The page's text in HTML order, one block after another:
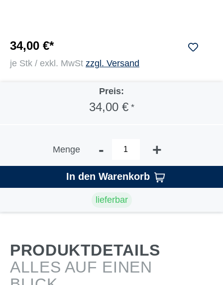
34,00 €*
je Stk / exkl. MwSt zzgl. Versand
Preis:
34,00 €*
Menge - +
In den Warenkorb
lieferbar
PRODUKTDETAILS
ALLES AUF EINEN